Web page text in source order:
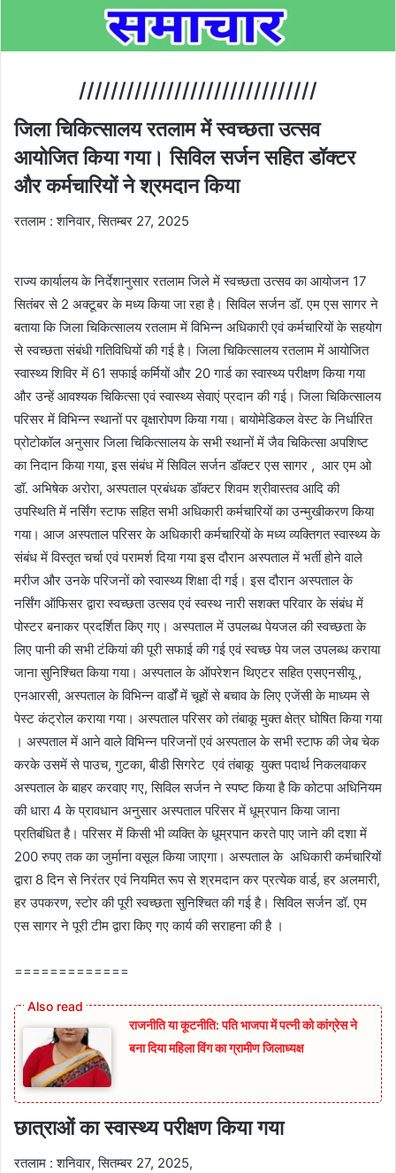
//////////////////////////////
जिला चिकित्सालय रतलाम में स्वच्छता उत्सव
आयोजित किया गया। सिविल सर्जन सहित डॉक्टर
और कर्मचारियों ने श्रमदान किया
रतलाम : शनिवार, सितम्बर 27, 2025
राज्य कार्यालय के निर्देशानुसार रतलाम जिले में स्वच्छता उत्सव का आयोजन 17
सितंबर से 2 अक्टूबर के मध्य किया जा रहा है। सिविल सर्जन डॉ. एम एस सागर ने
बताया कि जिला चिकित्सालय रतलाम में विभिन्न अधिकारी एवं कर्मचारियों के सहयोग
से स्वच्छता संबंधी गतिविधियों की गई है। जिला चिकित्सालय रतलाम में आयोजित
स्वास्थ्य शिविर में 61 सफाई कर्मियों और 20 गार्ड का स्वास्थ्य परीक्षण किया गया
और उन्हें आवश्यक चिकित्सा एवं स्वास्थ्य सेवाएं प्रदान की गई। जिला चिकित्सालय
परिसर में विभिन्न स्थानों पर वृक्षारोपण किया गया। बायोमेडिकल वेस्ट के निर्धारित
प्रोटोकॉल अनुसार जिला चिकित्सालय के सभी स्थानों में जैव चिकित्सा अपशिष्ट
का निदान किया गया, इस संबंध में सिविल सर्जन डॉक्टर एस सागर , आर एम ओ
डॉ. अभिषेक अरोरा, अस्पताल प्रबंधक डॉक्टर शिवम श्रीवास्तव आदि की
उपस्थिति में नर्सिंग स्टाफ सहित सभी अधिकारी कर्मचारियों का उन्मुखीकरण किया
गया। आज अस्पताल परिसर के अधिकारी कर्मचारियों के मध्य व्यक्तिगत स्वास्थ्य के
संबंध में विस्तृत चर्चा एवं परामर्श दिया गया इस दौरान अस्पताल में भर्ती होने वाले
मरीज और उनके परिजनों को स्वास्थ्य शिक्षा दी गई। इस दौरान अस्पताल के
नर्सिंग ऑफिसर द्वारा स्वच्छता उत्सव एवं स्वस्थ नारी सशक्त परिवार के संबंध में
पोस्टर बनाकर प्रदर्शित किए गए। अस्पताल में उपलब्ध पेयजल की स्वच्छता के
लिए पानी की सभी टंकियां की पूरी सफाई की गई एवं स्वच्छ पेय जल उपलब्ध कराया
जाना सुनिश्चित किया गया। अस्पताल के ऑपरेशन थिएटर सहित एसएनसीयू ,
एनआरसी, अस्पताल के विभिन्न वार्डों में चूहों से बचाव के लिए एजेंसी के माध्यम से
पेस्ट कंट्रोल कराया गया। अस्पताल परिसर को तंबाकू मुक्त क्षेत्र घोषित किया गया
। अस्पताल में आने वाले विभिन्न परिजनों एवं अस्पताल के सभी स्टाफ की जेब चेक
करके उसमें से पाउच, गुटका, बीडी सिगरेट एवं तंबाकू युक्त पदार्थ निकलवाकर
अस्पताल के बाहर करवाए गए, सिविल सर्जन ने स्पष्ट किया है कि कोटपा अधिनियम
की धारा 4 के प्रावधान अनुसार अस्पताल परिसर में धूम्रपान किया जाना
प्रतिबंधित है। परिसर में किसी भी व्यक्ति के धूम्रपान करते पाए जाने की दशा में
200 रुपए तक का जुर्माना वसूल किया जाएगा। अस्पताल के अधिकारी कर्मचारियों
द्वारा 8 दिन से निरंतर एवं नियमित रूप से श्रमदान कर प्रत्येक वार्ड, हर अलमारी,
हर उपकरण, स्टोर की पूरी स्वच्छता सुनिश्चित की गई है। सिविल सर्जन डॉ. एम
एस सागर ने पूरी टीम द्वारा किए गए कार्य की सराहना की है ।
=============
राजनीति या कूटनीति: पति भाजपा में पत्नी को कांग्रेस ने
बना दिया महिला विंग का ग्रामीण जिलाध्यक्ष
छात्राओं का स्वास्थ्य परीक्षण किया गया
रतलाम : शनिवार, सितम्बर 27, 2025,